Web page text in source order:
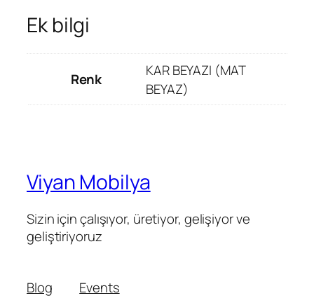
Ek bilgi
Renk
KAR BEYAZI (MAT
BEYAZ)
Viyan Mobilya
Sizin için çalışıyor, üretiyor, gelişiyor ve
geliştiriyoruz
Blog
Events